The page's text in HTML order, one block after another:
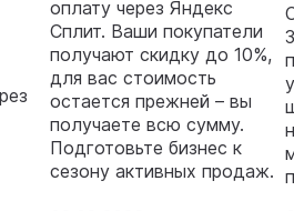
оплату через Яндекс
Сплит. Ваши покупатели
получают скидку до 10%,
для вас стоимость
остается прежней – вы
получаете всю сумму.
Подготовьте бизнес к
сезону активных продаж.